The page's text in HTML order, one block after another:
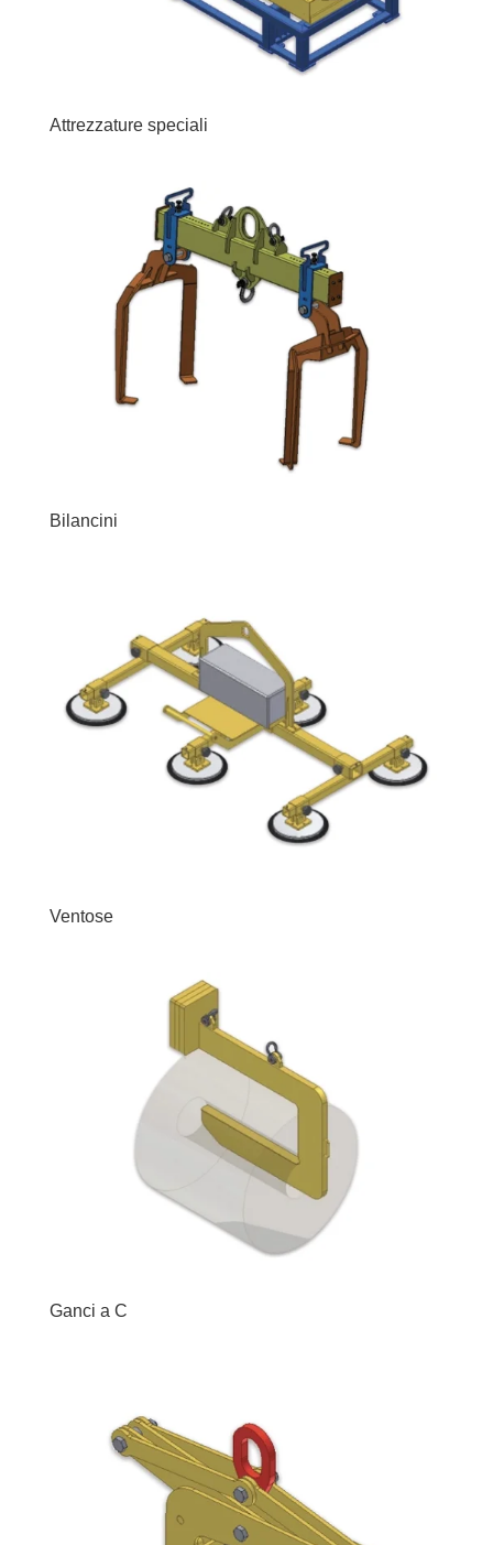
Attrezzature speciali
Bilancini
Ventose
Ganci a C